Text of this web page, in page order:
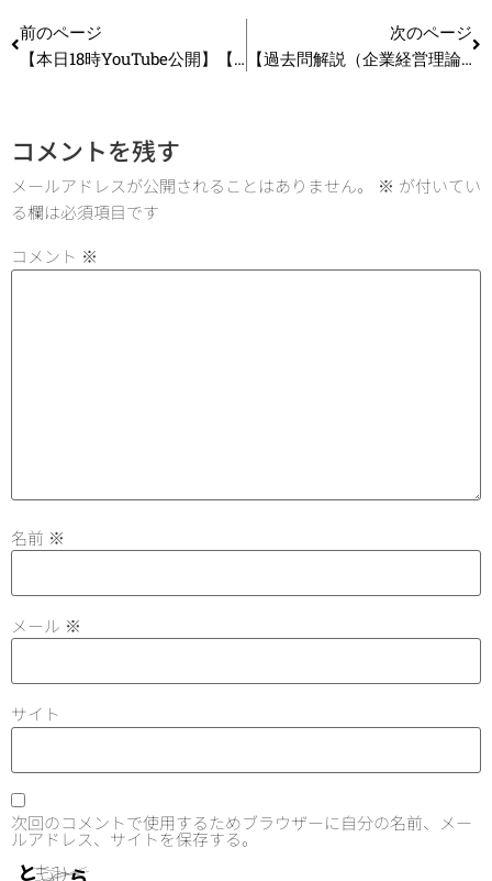
前のページ
【本日18時YouTube公開】【R7年度 事例Ⅱ】まとめシート流 解答例＆ポイント解説_第380回
次のページ
【過去問解説（企業経営理論）】R3年 第35問（設問2） 広告
コメントを残す
メールアドレスが公開されることはありません。 ※ が付いてい
る欄は必須項目です
コメント ※
名前 ※
メール ※
サイト
次回のコメントで使用するためブラウザーに自分の名前、メー
ルアドレス、サイトを保存する。